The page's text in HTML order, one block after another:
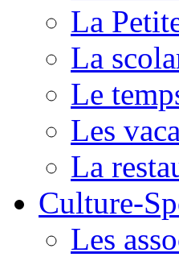
La
La
Le
Les
La
Culture-
Les